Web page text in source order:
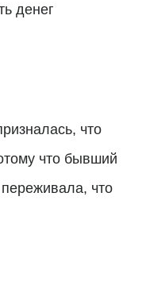
денег
что
что бывший
что